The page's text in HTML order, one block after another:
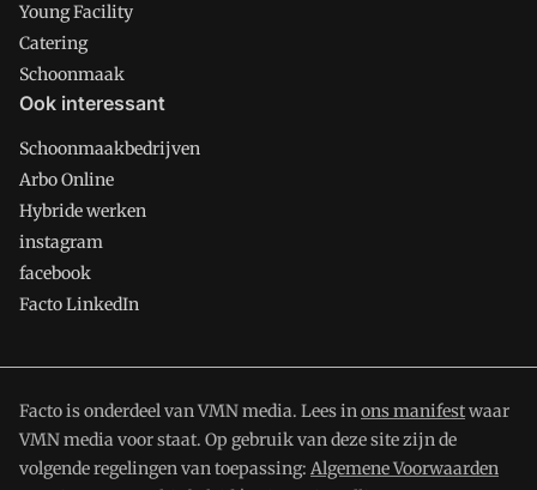
Young Facility
Catering
Schoonmaak
Ook interessant
Schoonmaakbedrijven
Arbo Online
Hybride werken
instagram
facebook
Facto LinkedIn
Facto is onderdeel van VMN media. Lees inons manifestwaar
VMN media voor staat. Op gebruik van deze site zijn de
volgende regelingen van toepassing: Algemene Voorwaarden